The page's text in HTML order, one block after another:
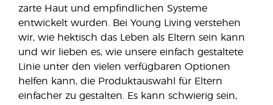
zarte Haut und empfindlichen Systeme
entwickelt wurden. Bei Young Living verstehen
wir, wie hektisch das Leben als Eltern sein kann
und wir lieben es, wie unsere einfach gestaltete
Linie unter den vielen verfügbaren Optionen
helfen kann, die Produktauswahl für Eltern
einfacher zu gestalten. Es kann schwierig sein,